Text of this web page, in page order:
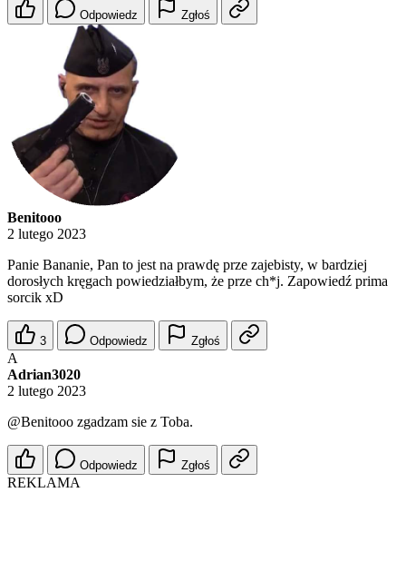
Odpowiedz Zgłoś
Benitooo
2 lutego 2023
Panie Bananie, Pan to jest na prawdę prze zajebisty, w bardziej
dorosłych kręgach powiedziałbym, że prze ch*j. Zapowiedź prima
sorcik xD
3 Odpowiedz Zgłoś
A
Adrian3020
2 lutego 2023
@Benitooo zgadzam sie z Toba.
Odpowiedz Zgłoś
REKLAMA